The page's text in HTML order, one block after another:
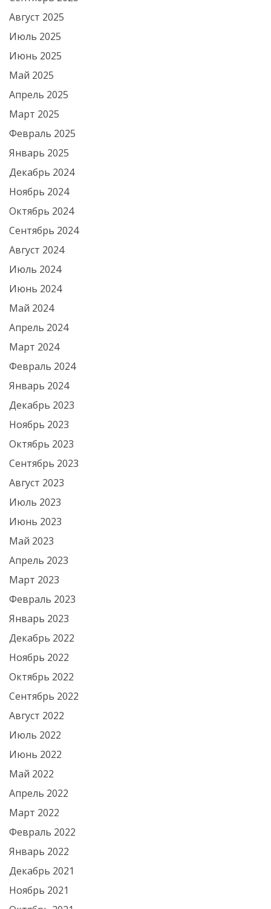
Август 2025
Июль 2025
Июнь 2025
Май 2025
Апрель 2025
Март 2025
Февраль 2025
Январь 2025
Декабрь 2024
Ноябрь 2024
Октябрь 2024
Сентябрь 2024
Август 2024
Июль 2024
Июнь 2024
Май 2024
Апрель 2024
Март 2024
Февраль 2024
Январь 2024
Декабрь 2023
Ноябрь 2023
Октябрь 2023
Сентябрь 2023
Август 2023
Июль 2023
Июнь 2023
Май 2023
Апрель 2023
Март 2023
Февраль 2023
Январь 2023
Декабрь 2022
Ноябрь 2022
Октябрь 2022
Сентябрь 2022
Август 2022
Июль 2022
Июнь 2022
Май 2022
Апрель 2022
Март 2022
Февраль 2022
Январь 2022
Декабрь 2021
Ноябрь 2021